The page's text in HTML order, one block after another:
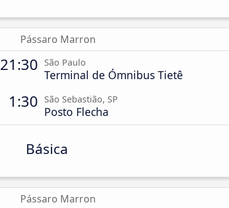
Pássaro Marron
21:30 São Paulo
Terminal de Ómnibus Tietê
1:30 São Sebastião, SP
Posto Flecha
Básica
Pássaro Marron